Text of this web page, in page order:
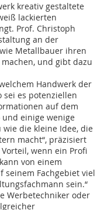
kreativ gestaltete
lackierten
Prof. Christoph
an der
Metallbauer ihren
und gibt dazu
Handwerk der
sei es potenziellen
auf dem
und einige wenige
die kleine Idee, die
macht“, präzisiert
wenn ein Profi
von einem
seinem Fachgebiet viel
sein.“
Werbetechniker oder